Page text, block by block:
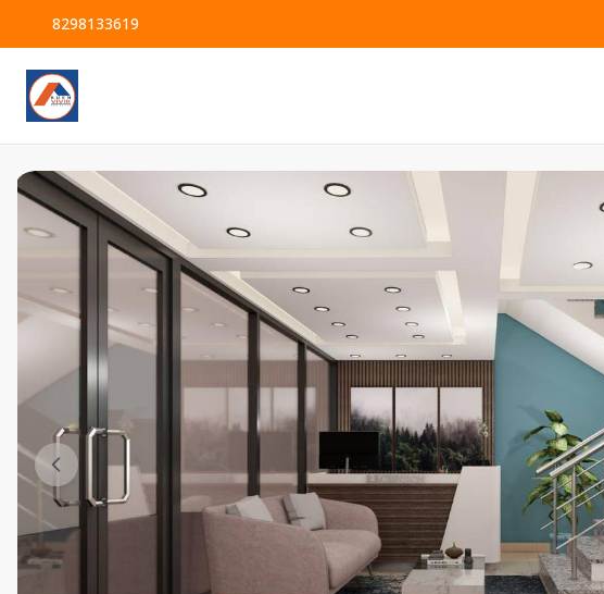
8298133619